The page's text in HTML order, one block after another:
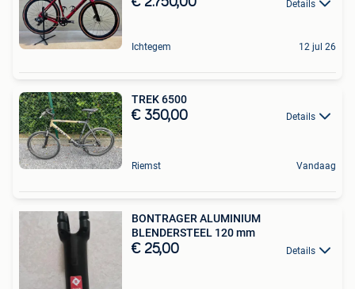
Details
Ichtegem 12 jul 26
TREK 6500
€ 350,00 Details
Riemst Vandaag
BONTRAGER ALUMINIUM
BLENDERSTEEL 120 mm
€ 25,00 Details